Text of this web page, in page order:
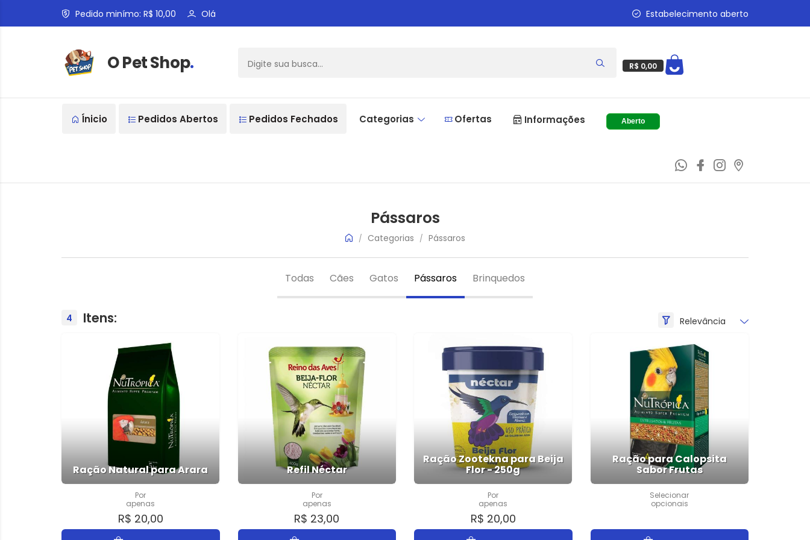
Pedido minímo: R$ 10,00 Olá Estabelecimento aberto
O Pet Shop. R$ 0,00
Ínicio Pedidos Abertos Pedidos Fechados Categorias Ofertas Informações Aberto
Pássaros
/ Categorias / Pássaros
Todas Cães Gatos Pássaros Brinquedos
4 Itens:
Ração Natural para Arara
Por
apenas
R$ 20,00
Refil Néctar
Por
apenas
R$ 23,00
Ração Zootekna para Beija
Flor - 250g
Por
apenas
R$ 20,00
Ração para Calopsita
Sabor Frutas
Selecionar
opcionais